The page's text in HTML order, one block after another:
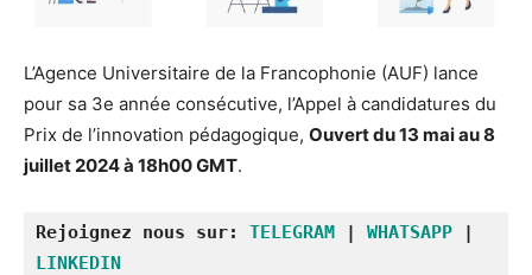
L’Agence Universitaire de la Francophonie (AUF) lance
pour sa 3e année consécutive, l’Appel à candidatures du
Prix de l’innovation pédagogique, Ouvert du 13 mai au 8
juillet 2024 à 18h00 GMT.
Rejoignez nous sur: TELEGRAM | WHATSAPP
LINKEDIN